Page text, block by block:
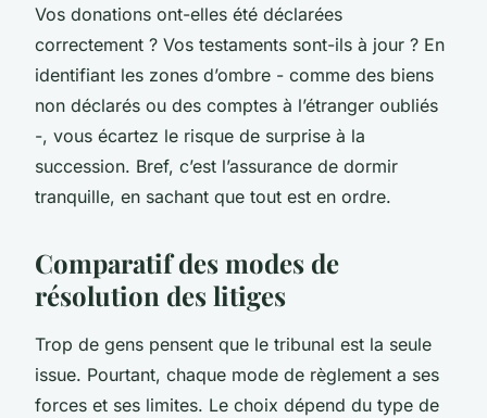
Vos donations ont-elles été déclarées
correctement ? Vos testaments sont-ils à jour ? En
identifiant les zones d’ombre - comme des biens
non déclarés ou des comptes à l’étranger oubliés
-, vous écartez le risque de surprise à la
succession. Bref, c’est l’assurance de dormir
tranquille, en sachant que tout est en ordre.
Comparatif des modes de
résolution des litiges
Trop de gens pensent que le tribunal est la seule
issue. Pourtant, chaque mode de règlement a ses
forces et ses limites. Le choix dépend du type de